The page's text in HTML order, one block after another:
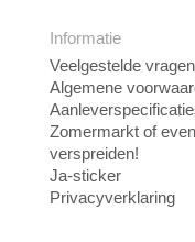
Informatie
Veelgestelde vragen
Algemene
Zomermarkt of
verspreiden!
Ja-sticker
Privacyverklaring